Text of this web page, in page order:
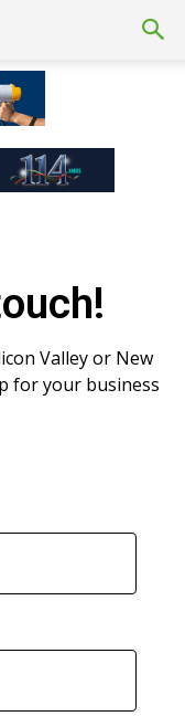
Valley or New
for your business